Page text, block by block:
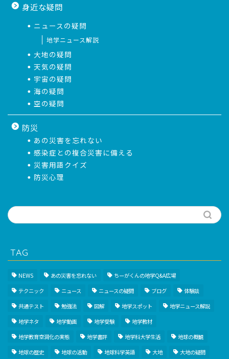
身近な疑問
ニュースの疑問
地学ニュース解説
大地の疑問
天気の疑問
宇宙の疑問
海の疑問
空の疑問
防災
あの災害を忘れない
感染症との複合災害に備える
災害用語クイズ
防災心理
TAG
NEWS あの災害を忘れない
ちーがくんの地学Q&A広場
テクニック
ニュース ニュースの疑問 ブログ
体験談
共通テスト
勉強法 図解 地学スポット
地学ニュース解説
地学ネタ
地学動画 地学受験
地学教材
地学教育空洞化の実態
地学書評 地学科大学生活
地球の概観
地球の歴史
地球の活動 地球科学英語 大地
大地の疑問